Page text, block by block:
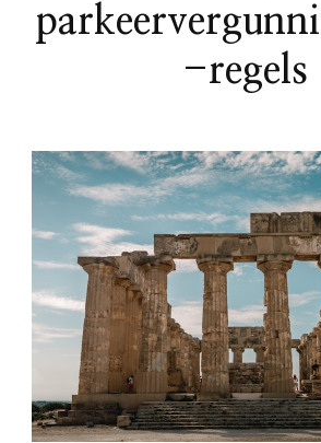
-regels